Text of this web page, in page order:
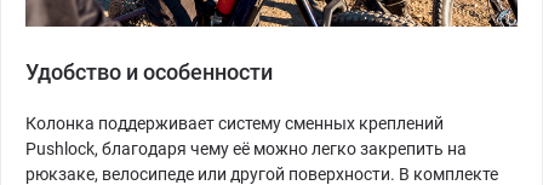
Удобство и особенности
Колонка поддерживает систему сменных креплений
Pushlock, благодаря чему её можно легко закрепить на
рюкзаке, велосипеде или другой поверхности. В комплекте